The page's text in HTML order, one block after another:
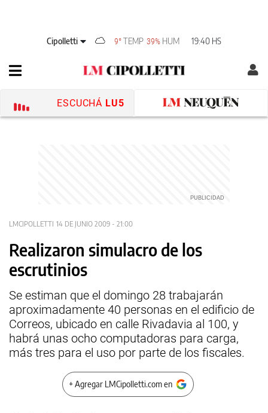
Cipolletti 9° TEMP 39% HUM 19:40 HS
ESCUCHÁ LU5
LMCIPOLLETTI 14 DE JUNIO 2009 - 21:00
Realizaron simulacro de los
escrutinios
Se estiman que el domingo 28 trabajarán
aproximadamente 40 personas en el edificio de
Correos, ubicado en calle Rivadavia al 100, y
habrá unas ocho computadoras para carga,
más tres para el uso por parte de los fiscales.
+ Agregar LMCipolletti.com en